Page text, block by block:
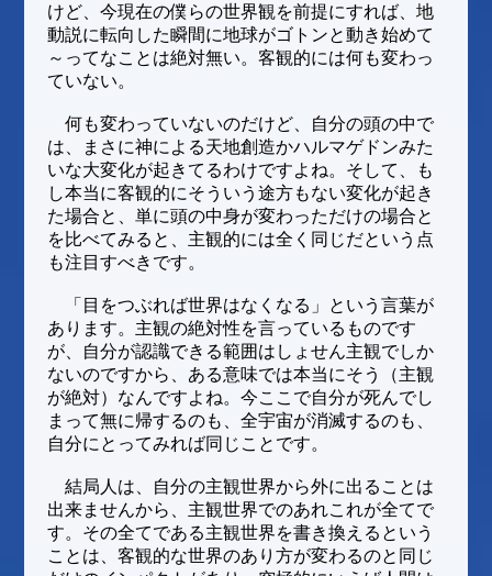
けど、今現在の僕らの世界観を前提にすれば、地
動説に転向した瞬間に地球がゴトンと動き始めて
～ってなことは絶対無い。客観的には何も変わっ
ていない。
何も変わっていないのだけど、自分の頭の中で
は、まさに神による天地創造かハルマゲドンみた
いな大変化が起きてるわけですよね。そして、も
し本当に客観的にそういう途方もない変化が起き
た場合と、単に頭の中身が変わっただけの場合と
を比べてみると、主観的には全く同じだという点
も注目すべきです。
「目をつぶれば世界はなくなる」という言葉が
あります。主観の絶対性を言っているものです
が、自分が認識できる範囲はしょせん主観でしか
ないのですから、ある意味では本当にそう（主観
が絶対）なんですよね。今ここで自分が死んでし
まって無に帰するのも、全宇宙が消滅するのも、
自分にとってみれば同じことです。
結局人は、自分の主観世界から外に出ることは
出来ませんから、主観世界でのあれこれが全てで
す。その全てである主観世界を書き換えるという
ことは、客観的な世界のあり方が変わるのと同じ